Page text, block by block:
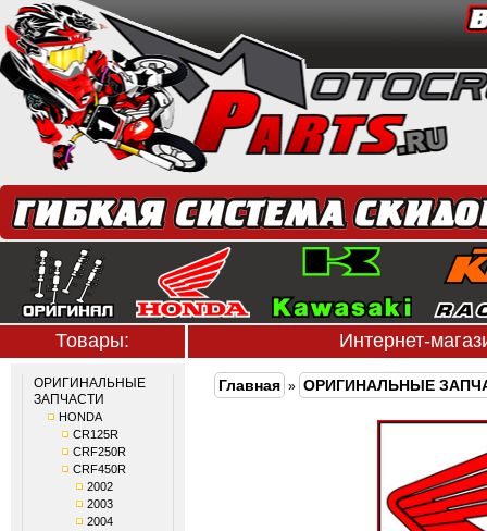
Товары: Интернет-
ОРИГИНАЛЬНЫЕ
ЗАПЧАСТИ
HONDA
CR125R
CRF250R
CRF450R
2002
2003
2004
Главная » ОРИГИНАЛЬНЫЕ